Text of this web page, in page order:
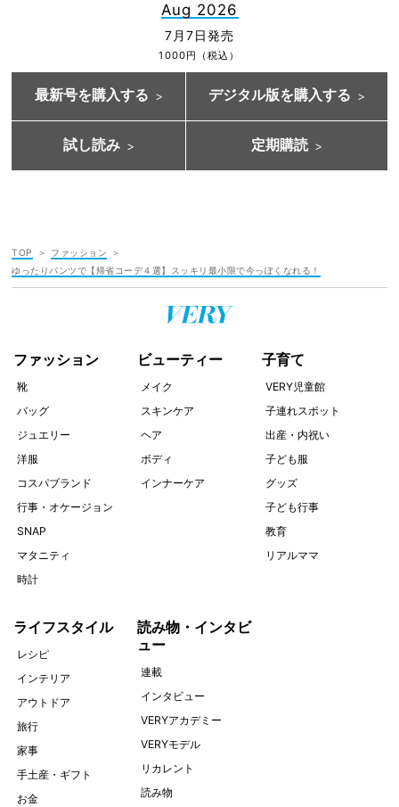
Aug 2026
7月7日発売
1000円（税込）
最新号を購入する デジタル版を購入する
試し読み 定期購読
TOP
ファッション
ゆったりパンツで【帰省コーデ４選】スッキリ最小限で今っぽくなれる！
ファッション
靴
バッグ
ジュエリー
洋服
コスパブランド
行事・オケージョン
SNAP
マタニティ
時計
ビューティー
メイク
スキンケア
ヘア
ボディ
インナーケア
子育て
VERY児童館
子連れスポット
出産・内祝い
子ども服
グッズ
子ども行事
教育
リアルママ
ライフスタイル
レシピ
インテリア
アウトドア
旅行
家事
手土産・ギフト
お金
読み物・インタビ
ュー
連載
インタビュー
VERYアカデミー
VERYモデル
リカレント
読み物